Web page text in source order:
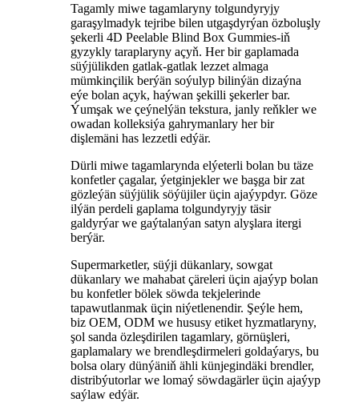
Tagamly miwe tagamlaryny tolgundyryjy
garaşylmadyk tejribe bilen utgaşdyrýan özboluşly
şekerli 4D Peelable Blind Box Gummies-iň
gyzykly taraplaryny açyň. Her bir gaplamada
süýjülikden gatlak-gatlak lezzet almaga
mümkinçilik berýän soýulyp bilinýän dizaýna
eýe bolan açyk, haýwan şekilli şekerler bar.
Ýumşak we çeýnelýän tekstura, janly reňkler we
owadan kolleksiýa gahrymanlary her bir
dişlemäni has lezzetli edýär.
Dürli miwe tagamlarynda elýeterli bolan bu täze
konfetler çagalar, ýetginjekler we başga bir zat
gözleýän süýjülik söýüjiler üçin ajaýypdyr. Göze
ilýän perdeli gaplama tolgundyryjy täsir
galdyrýar we gaýtalanýan satyn alyşlara itergi
berýär.
Supermarketler, süýji dükanlary, sowgat
dükanlary we mahabat çäreleri üçin ajaýyp bolan
bu konfetler bölek söwda tekjelerinde
tapawutlanmak üçin niýetlenendir. Şeýle hem,
biz OEM, ODM we hususy etiket hyzmatlaryny,
şol sanda özleşdirilen tagamlary, görnüşleri,
gaplamalary we brendleşdirmeleri goldaýarys, bu
bolsa olary dünýäniň ähli künjegindäki brendler,
distribýutorlar we lomaý söwdagärler üçin ajaýyp
saýlaw edýär.